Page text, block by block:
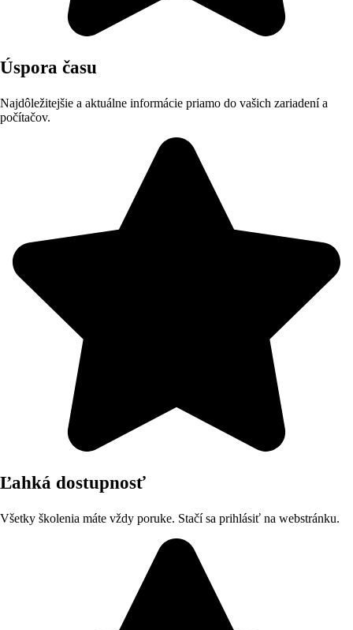
Úspora času
Najdôležitejšie a aktuálne informácie priamo do vašich zariadení a
počítačov.
Ľahká dostupnosť
Všetky školenia máte vždy poruke. Stačí sa prihlásiť na webstránku.